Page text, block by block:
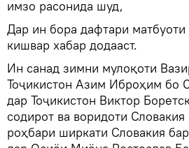
имзо расонида шуд,
Дар ин бора дафтари матбуоти
кишвар хабар додааст.
Ин санад зимни мулоқоти
Тоҷикистон Азим Иброҳим бо
дар Тоҷикистон Виктор
содирот ва воридоти
роҳбари ширкати Словакия